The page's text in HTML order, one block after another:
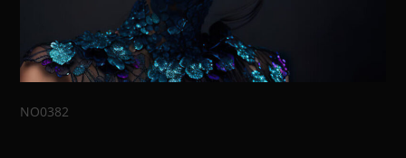
NO0382